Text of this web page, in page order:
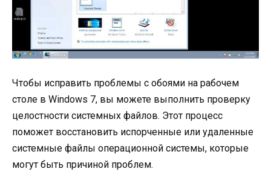
Чтобы исправить проблемы с обоями на рабочем
столе в Windows 7, вы можете выполнить проверку
целостности системных файлов. Этот процесс
поможет восстановить испорченные или удаленные
системные файлы операционной системы, которые
могут быть причиной проблем.